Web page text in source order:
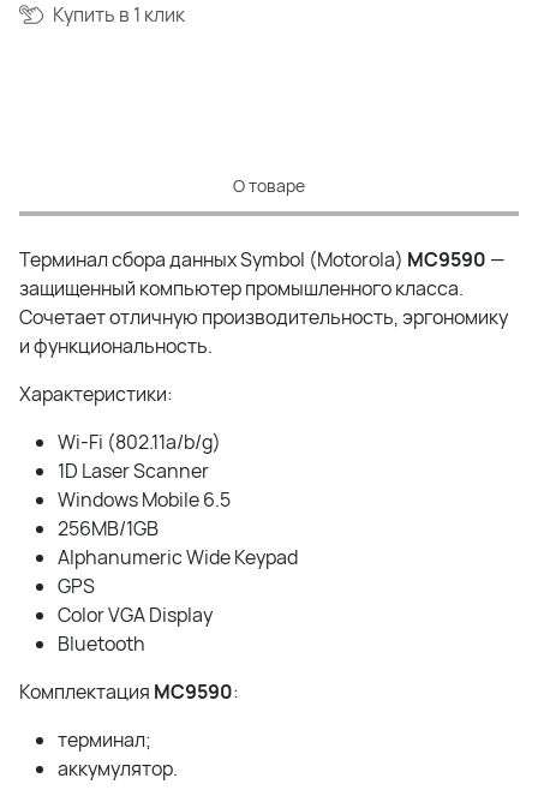
Купить в 1 клик
О товаре
Терминал сбора данных Symbol (Motorola) MC9590 —
защищенный компьютер промышленного класса.
Сочетает отличную производительность, эргономику
и функциональность.
Характеристики:
Wi-Fi (802.11a/b/g)
1D Laser Scanner
Windows Mobile 6.5
256MB/1GB
Alphanumeric Wide Keypad
GPS
Color VGA Display
Bluetooth
Комплектация MC9590:
терминал;
аккумулятор.